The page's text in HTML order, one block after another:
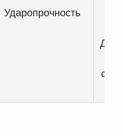
Ударопрочность